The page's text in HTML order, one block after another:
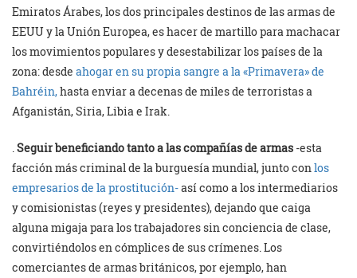
Emiratos Árabes, los dos principales destinos de las armas de
EEUU y la Unión Europea, es hacer de martillo para machacar
los movimientos populares y desestabilizar los países de la
zona: desde ahogar en su propia sangre a la «Primavera» de
Bahréin,hasta enviar a decenas de miles de terroristas a
Afganistán, Siria, Libia e Irak.
.Seguir beneficiando tanto a las compañías de armas -esta
facción más criminal de la burguesía mundial, junto conlos
empresarios de la prostitución-así como a los intermediarios
y comisionistas (reyes y presidentes), dejando que caiga
alguna migaja para los trabajadores sin conciencia de clase,
convirtiéndolos en cómplices de sus crímenes. Los
comerciantes de armas británicos, por ejemplo, han